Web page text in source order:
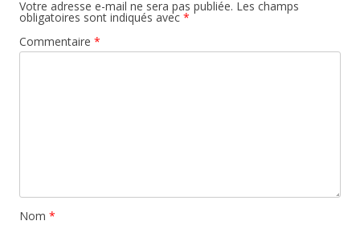
Votre adresse e-mail ne sera pas publiée. Les champs
obligatoires sont indiqués avec *
Commentaire *
Nom *